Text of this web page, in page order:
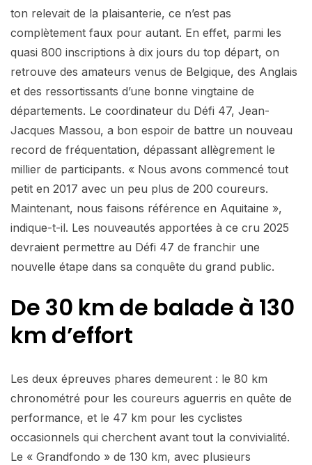
ton relevait de la plaisanterie, ce n’est pas
complètement faux pour autant. En effet, parmi les
quasi 800 inscriptions à dix jours du top départ, on
retrouve des amateurs venus de Belgique, des Anglais
et des ressortissants d’une bonne vingtaine de
départements. Le coordinateur du Défi 47, Jean-
Jacques Massou, a bon espoir de battre un nouveau
record de fréquentation, dépassant allègrement le
millier de participants. « Nous avons commencé tout
petit en 2017 avec un peu plus de 200 coureurs.
Maintenant, nous faisons référence en Aquitaine »,
indique-t-il. Les nouveautés apportées à ce cru 2025
devraient permettre au Défi 47 de franchir une
nouvelle étape dans sa conquête du grand public.
De 30 km de balade à 130
km d’effort
Les deux épreuves phares demeurent : le 80 km
chronométré pour les coureurs aguerris en quête de
performance, et le 47 km pour les cyclistes
occasionnels qui cherchent avant tout la convivialité.
Le « Grandfondo » de 130 km, avec plusieurs